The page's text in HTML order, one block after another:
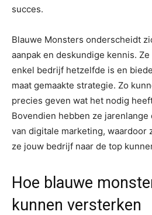
succes.
Blauwe Monsters onderscheidt
aanpak en deskundige kennis.
enkel bedrijf hetzelfde is en
maat gemaakte strategie. Zo
precies geven wat het nodig
Bovendien hebben ze
van digitale marketing, waardoor
ze jouw bedrijf naar de top
Hoe blauwe
kunnen versterken